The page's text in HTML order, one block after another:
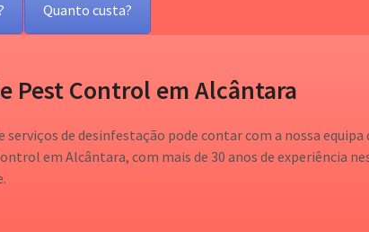
Quanto custa?
Pest Control em Alcântara
serviços de desinfestação pode contar com a nossa equipa
em Alcântara, com mais de 30 anos de experiência